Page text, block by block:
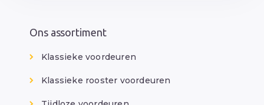
Ons assortiment
Klassieke voordeuren
Klassieke rooster voordeuren